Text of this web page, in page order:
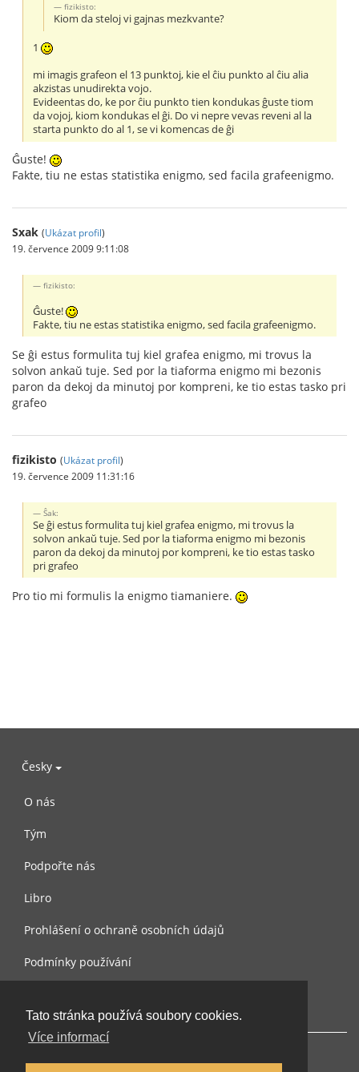
Tato stránka používá soubory cookies.
Více informací
fizikisto:
Kiom da steloj vi gajnas mezkvante?
1
mi imagis grafeon el 13 punktoj, kie el ĉiu punkto al ĉiu alia
akzistas unudirekta vojo.
Evideentas do, ke por ĉiu punkto tien kondukas ĝuste tiom
da vojoj, kiom kondukas el ĝi. Do vi nepre vevas reveni al la
starta punkto do al 1, se vi komencas de ĝi
Ĝuste!
Fakte, tiu ne estas statistika enigmo, sed facila grafeenigmo.
Sxak (Ukázat profil)
19. července 2009 9:11:08
fizikisto:
Ĝuste!
Fakte, tiu ne estas statistika enigmo, sed facila grafeenigmo.
Se ĝi estus formulita tuj kiel grafea enigmo, mi trovus la
solvon ankaŭ tuje. Sed por la tiaforma enigmo mi bezonis
paron da dekoj da minutoj por kompreni, ke tio estas tasko pri
grafeo
fizikisto (Ukázat profil)
19. července 2009 11:31:16
Ŝak:
Se ĝi estus formulita tuj kiel grafea enigmo, mi trovus la
solvon ankaŭ tuje. Sed por la tiaforma enigmo mi bezonis
paron da dekoj da minutoj por kompreni, ke tio estas tasko
pri grafeo
Pro tio mi formulis la enigmo tiamaniere.
Česky
O nás
Tým
Podpořte nás
Libro
Prohlášení o ochraně osobních údajů
Podmínky používání